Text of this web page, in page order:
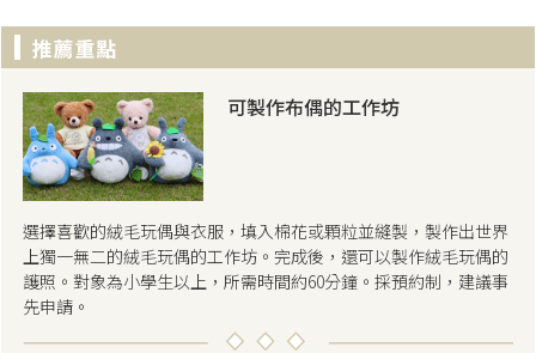
可製作布偶的工作坊
選擇喜歡的絨毛玩偶與衣服，填入棉花或顆粒並縫製，製作出世界
上獨一無二的絨毛玩偶的工作坊。完成後，還可以製作絨毛玩偶的
護照。對象為小學生以上，所需時間約60分鐘。採預約制，建議事
先申請。